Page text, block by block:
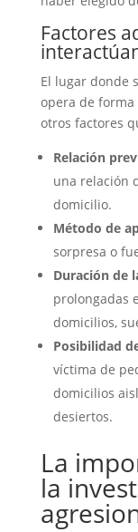
Factores
El lugar donde
opera de
otros factores
Relación
una relación
domicilio.
Método de
sorpresa o
Duración de
prolongadas
domicilios,
Posibilidad
víctima de
domicilios
desiertos.
La
la